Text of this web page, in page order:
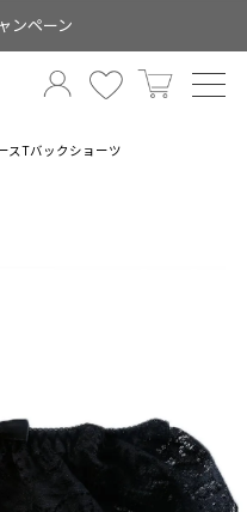
ンペーン
スTバックショーツ